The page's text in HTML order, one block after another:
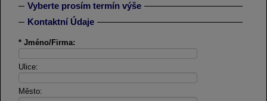
Vyberte prosím termín výše
Kontaktní Údaje
* Jméno/Firma:
Ulice:
Město: